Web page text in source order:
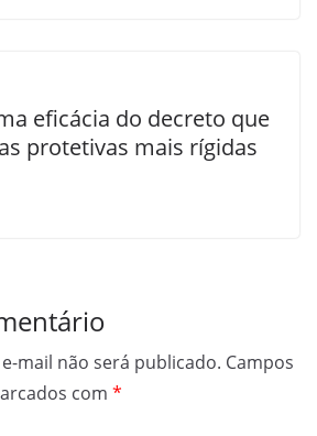
eficácia do decreto que
protetivas mais rígidas
mail não será publicado. Campos
com *